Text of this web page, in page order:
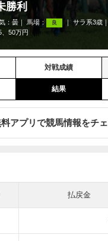
勝利
： 曇 馬場： 良 サラ系3歳
50万円
対戦成績
結果
アプリで競馬情報をチ
払戻金